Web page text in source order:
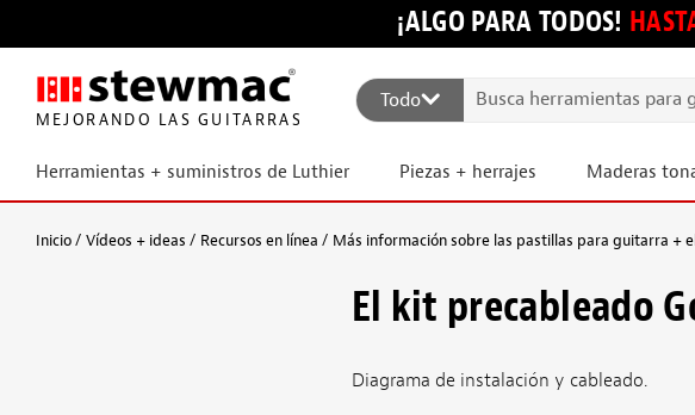
¡ALGO PARA TODOS!
MEJORANDO LAS GUITARRAS
Todo
Herramientas + suministros de Luthier Piezas + herrajes Maderas
Inicio Vídeos + ideas Recursos en línea Más información sobre las pastillas para guitarra +
El kit precableado
Diagrama de instalación y cableado.